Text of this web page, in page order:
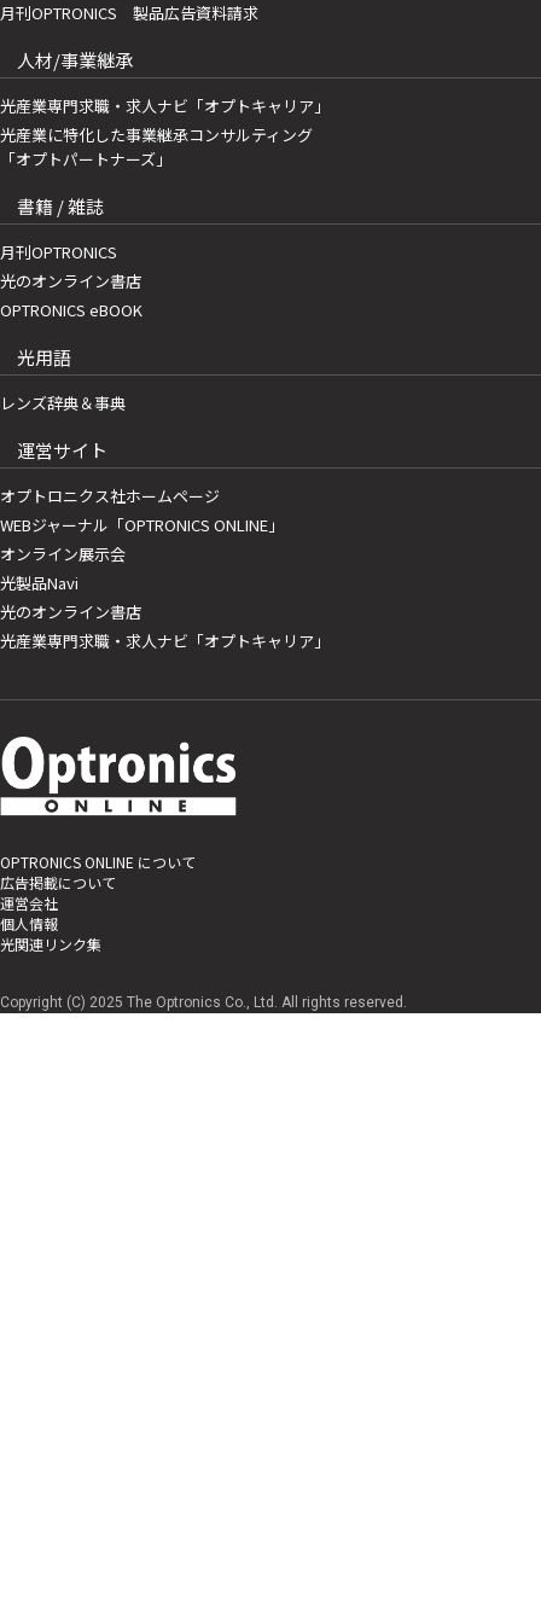
月刊OPTRONICS 製品広告資料請求
人材/事業継承
光産業専門求職・求人ナビ「オプトキャリア」
光産業に特化した事業継承コンサルティング
「オプトパートナーズ」
書籍 / 雑誌
月刊OPTRONICS
光のオンライン書店
OPTRONICS eBOOK
光用語
レンズ辞典＆事典
運営サイト
オプトロニクス社ホームページ
WEBジャーナル「OPTRONICS ONLINE」
オンライン展示会
光製品Navi
光のオンライン書店
光産業専門求職・求人ナビ「オプトキャリア」
OPTRONICS ONLINE について
広告掲載について
運営会社
個人情報
光関連リンク集
Copyright (C) 2025 The Optronics Co., Ltd. All rights reserved.